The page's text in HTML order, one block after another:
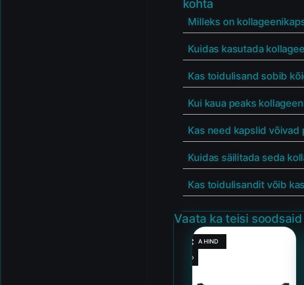
kohta
Milleks on
Kuidas kasutada
Kas toidulisand sobib
Kui kaua peaks
Kas need kapslid võivad
Kuidas säilitada seda
Kas toidulisandit võib
Vaata ka teisi
HEA HIND